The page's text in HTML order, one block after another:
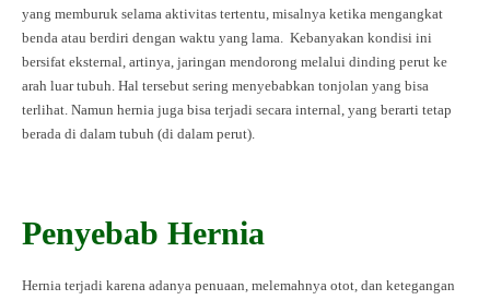
yang memburuk selama aktivitas tertentu, misalnya ketika mengangkat
benda atau berdiri dengan waktu yang lama. Kebanyakan kondisi ini
bersifat eksternal, artinya, jaringan mendorong melalui dinding perut ke
arah luar tubuh. Hal tersebut sering menyebabkan tonjolan yang bisa
terlihat. Namun hernia juga bisa terjadi secara internal, yang berarti tetap
berada di dalam tubuh (di dalam perut).
Penyebab Hernia
Hernia terjadi karena adanya penuaan, melemahnya otot, dan ketegangan